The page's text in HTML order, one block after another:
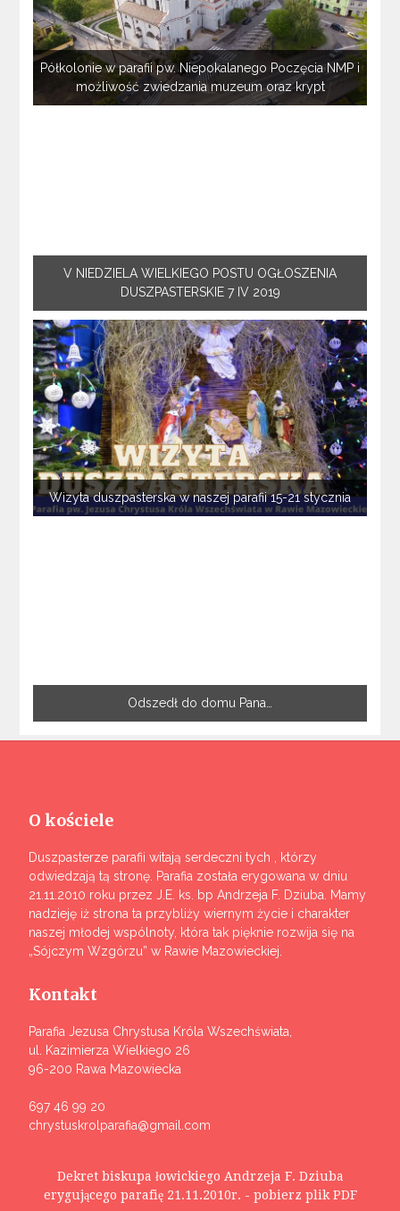
Półkolonie w parafii pw. Niepokalanego Poczęcia NMP i
możliwość zwiedzania muzeum oraz krypt
V NIEDZIELA WIELKIEGO POSTU OGŁOSZENIA
DUSZPASTERSKIE 7 IV 2019
Wizyta duszpasterska w naszej parafii 15-21 stycznia
Odszedł do domu Pana…
O kościele
Duszpasterze parafii witają serdeczni tych , którzy
odwiedzają tą stronę. Parafia została erygowana w dniu
21.11.2010 roku przez J.E. ks. bp Andrzeja F. Dziuba. Mamy
nadzieję iż strona ta przybliży wiernym życie i charakter
naszej młodej wspólnoty, która tak pięknie rozwija się na
„Sójczym Wzgórzu” w Rawie Mazowieckiej.
Kontakt
Parafia Jezusa Chrystusa Króla Wszechświata,
ul. Kazimierza Wielkiego 26
96-200 Rawa Mazowiecka
697 46 99 20
chrystuskrolparafia@gmail.com
Dekret biskupa łowickiego Andrzeja F. Dziuba
erygującego parafię 21.11.2010r. - pobierz plik PDF